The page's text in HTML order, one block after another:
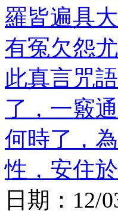
羅皆遍具
有冤欠怨
此真言咒
了，一竅
何時了，
性，安住
日期： 12/